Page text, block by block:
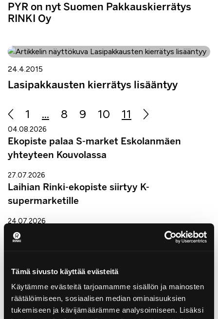
Tämä sivusto käyttää evästeitä
Käytämme evästeitä tarjoamamme sisällön ja mainosten
räätälöimiseen, sosiaalisen median ominaisuuksien
tukemiseen ja kävijämäärämme analysoimiseen. Lisäksi
PYR on nyt Suomen Pakkauskierrätys
RINKI Oy
24.4.2015
Lasipakkausten kierrätys lisääntyy
1 … 8 9 10 11
04.08.2026
Ekopiste palaa S-market Eskolanmäen
yhteyteen Kouvolassa
27.07.2026
Laihian Rinki-ekopiste siirtyy K-
supermarketille
24.07.2026
Rinki-ekopiste suljetaan Laihialla
15.07.2026
Tarkkana ekopisteellä – autonavaimetkin